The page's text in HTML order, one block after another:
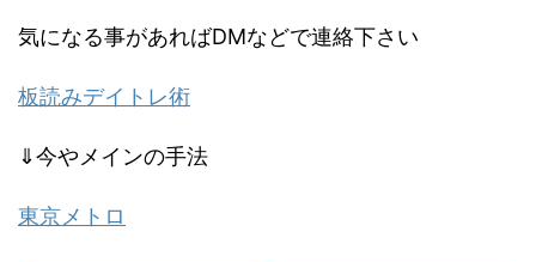
気になる事があればDMなどで連絡下さい
板読みデイトレ術
⇓今やメインの手法
東京メトロ